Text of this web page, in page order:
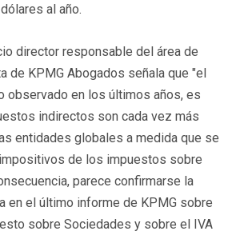
al año.
director responsable del área de
de KPMG Abogados señala que "el
observado en los últimos años, es
indirectos son cada vez más
entidades globales a medida que se
de los impuestos sobre
parece confirmarse la
en el último informe de KPMG sobre
sobre Sociedades y sobre el IVA